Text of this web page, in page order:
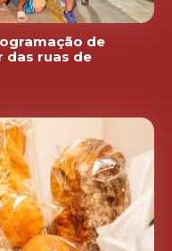
de
das ruas de